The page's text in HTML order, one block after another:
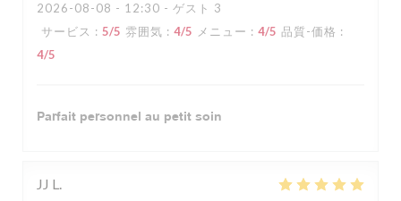
2026-08-08 - 12:30 - ゲスト 3
サービス : 5/5 雰囲気 : 4/5 メニュー : 4/5 品質-価格 :
4/5
Parfait personnel au petit soin
JJ L